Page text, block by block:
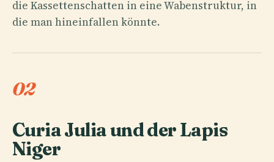
die Kassettenschatten in eine Wabenstruktur, in
die man hineinfallen könnte.
02
Curia Julia und der Lapis
Niger